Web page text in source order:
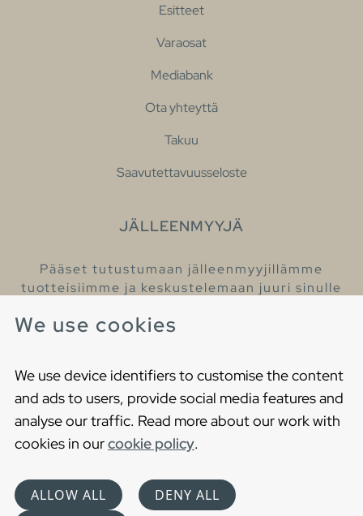
We use cookies
We use device identifiers to customise the content
and ads to users, provide social media features and
analyse our traffic. Read more about our work with
cookies in ourcookie policy.
ALLOW ALL DENY ALL
Esitteet
Varaosat
Mediabank
Ota yhteyttä
Takuu
Saavutettavuusseloste
JÄLLEENMYYJÄ
Pääset tutustumaan jälleenmyyjillämme
tuotteisiimme ja keskustelemaan juuri sinulle
Cookies
Privacy statement
Choose language